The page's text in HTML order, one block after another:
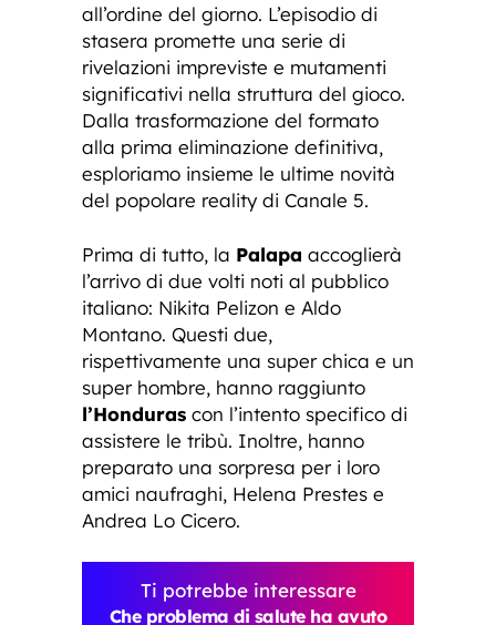
all’ordine del giorno. L’episodio di
stasera promette una serie di
rivelazioni impreviste e mutamenti
significativi nella struttura del gioco.
Dalla trasformazione del formato
alla prima eliminazione definitiva,
esploriamo insieme le ultime novità
del popolare reality di Canale 5.
Prima di tutto, la Palapa accoglierà
l’arrivo di due volti noti al pubblico
italiano: Nikita Pelizon e Aldo
Montano. Questi due,
rispettivamente una super chica e un
super hombre, hanno raggiunto
l’Honduras con l’intento specifico di
assistere le tribù. Inoltre, hanno
preparato una sorpresa per i loro
amici naufraghi, Helena Prestes e
Andrea Lo Cicero.
Ti potrebbe interessare
Che problema di salute ha avuto